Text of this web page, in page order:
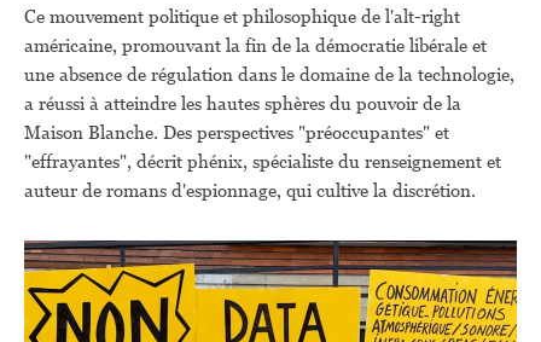
Ce mouvement politique et philosophique de l'alt-right
américaine, promouvant la fin de la démocratie libérale et
une absence de régulation dans le domaine de la technologie,
a réussi à atteindre les hautes sphères du pouvoir de la
Maison Blanche. Des perspectives "préoccupantes" et
"effrayantes", décrit phénix, spécialiste du renseignement et
auteur de romans d'espionnage, qui cultive la discrétion.